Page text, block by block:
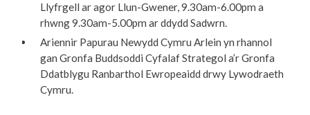
Llyfrgell ar agor Llun-Gwener, 9.30am-6.00pm a
rhwng 9.30am-5.00pm ar ddydd Sadwrn.
Ariennir Papurau Newydd Cymru Arlein yn rhannol
gan Gronfa Buddsoddi Cyfalaf Strategol a’r Gronfa
Ddatblygu Ranbarthol Ewropeaidd drwy Lywodraeth
Cymru.